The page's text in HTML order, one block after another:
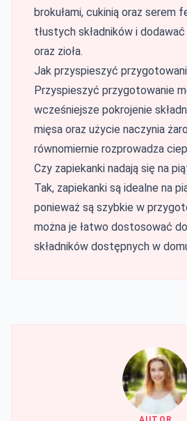
brokułami, cukinią oraz serem
tłustych składników i
oraz zioła.
Jak przyspieszyć
Przyspieszyć przygotowanie
wcześniejsze pokrojenie
mięsa oraz użycie naczynia
równomiernie rozprowadza
Czy zapiekanki nadają się na
Tak, zapiekanki są idealne na
ponieważ są szybkie w
można je łatwo dostosować
składników dostępnych w